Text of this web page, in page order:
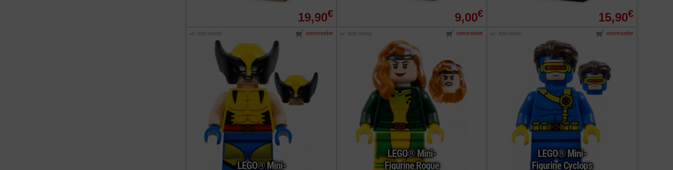
19,90€ 9,00€ 15,90€
LEGO® Mini-
ref : 76281-SH0939 commander
LEGO® Mini-
Figurine Rogue
ref : 76281-SH0942 commander
LEGO® Mini-
Figurine Cyclops
ref : 76281-SH0941 commander